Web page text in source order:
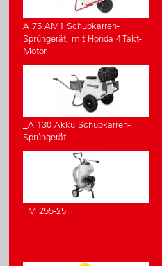
A 75 AM1 Schubkarren-
Sprühgerät, mit Honda 4 Takt-
Motor
_A 130 Akku Schubkarren-
Sprühgerät
_M 255-25